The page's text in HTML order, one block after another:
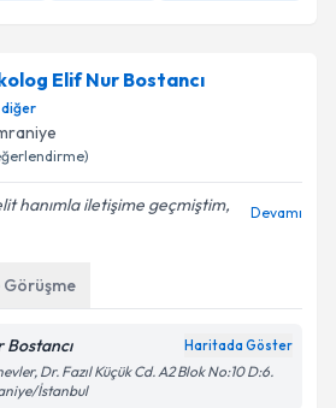
Elif Nur Bostancı
diğer
hanımla iletişime geçmiştim,
Devamı
Görüşme
Bostancı Haritada Göster
Dr. Fazıl Küçük Cd. A2 Blok No:10 D:6.
İstanbul